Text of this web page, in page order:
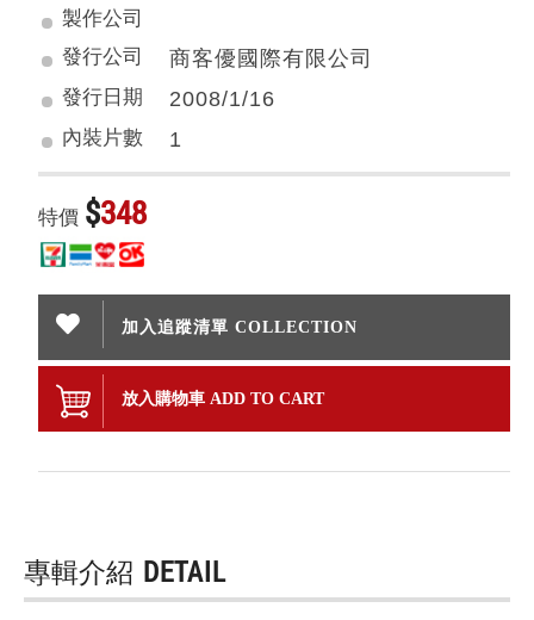
製作公司
發行公司
商客優國際有限公司
發行日期 2008/1/16
內裝片數 1
特價 $348
加入追蹤清單 COLLECTION
放入購物車 ADD TO CART
專輯介紹 DETAIL